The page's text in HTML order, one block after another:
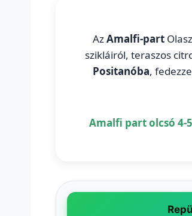
AzAmalfi-part
szikláiról, teraszos
Positanóba,
Amalfi part olcsó 4-